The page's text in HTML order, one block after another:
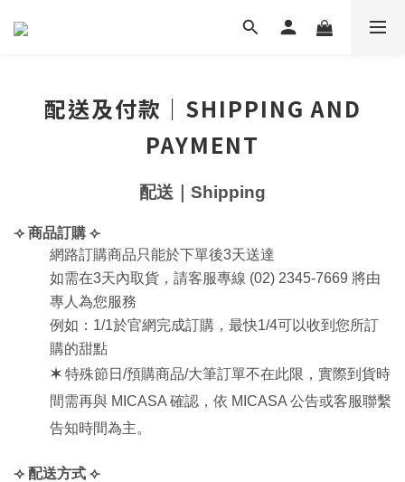
配送及付款｜SHIPPING AND
PAYMENT
配送｜Shipping
⟢ 商品訂購 ⟣
網路訂購商品只能於下單後3天送達
如需在3天內取貨，請客服專線 (02) 2345-7669 將由
專人為您服務
例如：1/1於官網完成訂購，最快1/4可以收到您所訂
購的甜點
✶ 特殊節日/預購商品/大筆訂單不在此限，實際到貨時
間需再與 MICASA 確認，依 MICASA 公告或客服聯繫
告知時間為主。
⟢ 配送方式 ⟣